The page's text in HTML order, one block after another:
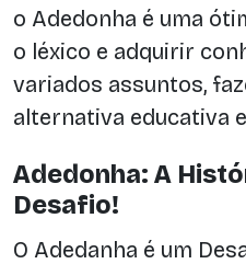
o Adedonha é uma
o léxico e adquirir
variados assuntos,
alternativa educativa
Adedonha: A
Desafio!
O Adedanha é um